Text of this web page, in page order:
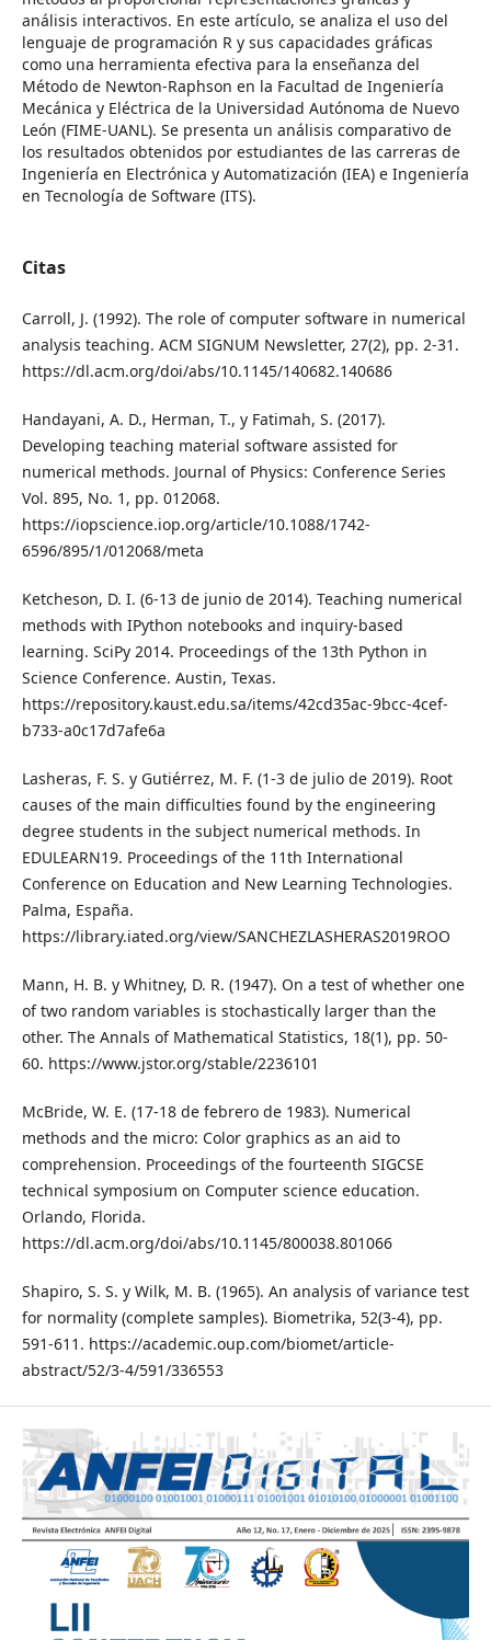
análisis interactivos. En este artículo, se analiza el uso del
lenguaje de programación R y sus capacidades gráficas
como una herramienta efectiva para la enseñanza del
Método de Newton-Raphson en la Facultad de Ingeniería
Mecánica y Eléctrica de la Universidad Autónoma de Nuevo
León (FIME-UANL). Se presenta un análisis comparativo de
los resultados obtenidos por estudiantes de las carreras de
Ingeniería en Electrónica y Automatización (IEA) e Ingeniería
en Tecnología de Software (ITS).
Citas
Carroll, J. (1992). The role of computer software in numerical
analysis teaching. ACM SIGNUM Newsletter, 27(2), pp. 2-31.
https://dl.acm.org/doi/abs/10.1145/140682.140686
Handayani, A. D., Herman, T., y Fatimah, S. (2017).
Developing teaching material software assisted for
numerical methods. Journal of Physics: Conference Series
Vol. 895, No. 1, pp. 012068.
https://iopscience.iop.org/article/10.1088/1742-
6596/895/1/012068/meta
Ketcheson, D. I. (6-13 de junio de 2014). Teaching numerical
methods with IPython notebooks and inquiry-based
learning. SciPy 2014. Proceedings of the 13th Python in
Science Conference. Austin, Texas.
https://repository.kaust.edu.sa/items/42cd35ac-9bcc-4cef-
b733-a0c17d7afe6a
Lasheras, F. S. y Gutiérrez, M. F. (1-3 de julio de 2019). Root
causes of the main difficulties found by the engineering
degree students in the subject numerical methods. In
EDULEARN19. Proceedings of the 11th International
Conference on Education and New Learning Technologies.
Palma, España.
https://library.iated.org/view/SANCHEZLASHERAS2019ROO
Mann, H. B. y Whitney, D. R. (1947). On a test of whether one
of two random variables is stochastically larger than the
other. The Annals of Mathematical Statistics, 18(1), pp. 50-
60. https://www.jstor.org/stable/2236101
McBride, W. E. (17-18 de febrero de 1983). Numerical
methods and the micro: Color graphics as an aid to
comprehension. Proceedings of the fourteenth SIGCSE
technical symposium on Computer science education.
Orlando, Florida.
https://dl.acm.org/doi/abs/10.1145/800038.801066
Shapiro, S. S. y Wilk, M. B. (1965). An analysis of variance test
for normality (complete samples). Biometrika, 52(3-4), pp.
591-611. https://academic.oup.com/biomet/article-
abstract/52/3-4/591/336553